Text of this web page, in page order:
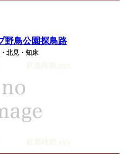
野鳥公園探鳥路
北見・知床